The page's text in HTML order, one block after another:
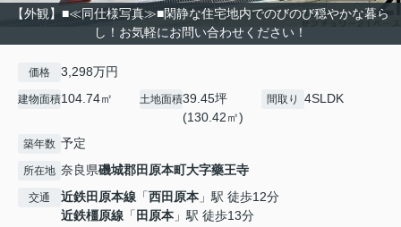
【外観】■≪同仕様写真≫■閑静な住宅地内でのびのび穏やかな暮ら
し！お気軽にお問い合わせください！
価格 3,298万円
建物面積104.74㎡ 土地面積39.45坪
(130.42㎡)
間取り 4SLDK
築年数 予定
所在地 奈良県磯城郡田原本町大字藥王寺
交通 近鉄田原本線 「西田原本 」駅 徒歩12分
近鉄橿原線 「 田原本 」駅 徒歩13分